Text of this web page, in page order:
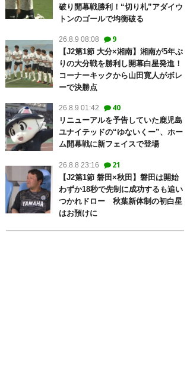
破り開幕戦勝利！“切り札”アダイウ
トンのゴールで均衡破る
26.8.9 08:08 9
【J2第1節 大分×湘南】湘南が5年ぶ
りの大分戦を勝利し開幕白星発進！
コーナーキックから山田寛人がボレ
ーで決勝点
26.8.9 01:42 40
リニューアルを予告していた鹿児島
ユナイテッドの“ゆないくー”、ホー
ム開幕戦に新フェイスで登場
26.8.8 23:16 21
【J2第1節 磐田×秋田】磐田は開始
わずか18秒で先制に成功するも追い
つかれドロー 秋葉新体制の初白星
はお預けに